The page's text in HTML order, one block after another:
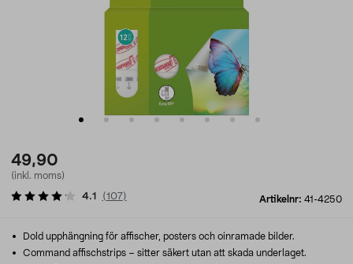
49,90
(inkl. moms)
Artikelnr: 41-4250
4.1 (107)
Dold upphängning för affischer, posters och oinramade bilder.
Command affischstrips – sitter säkert utan att skada underlaget.